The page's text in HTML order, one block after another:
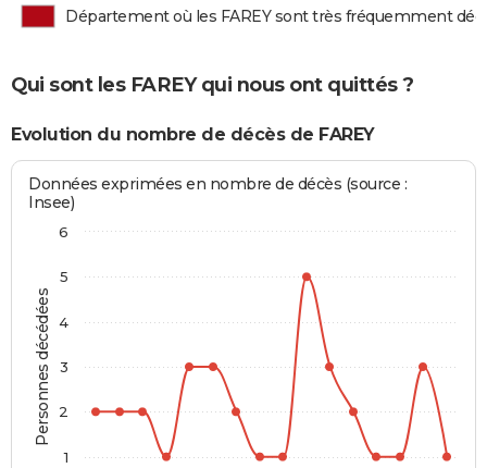
Département où les FAREY sont très fréquemment
Qui sont les FAREY qui nous ont quittés ?
Evolution du nombre de décès de FAREY
Personnes décédées
Données exprimées en nombre de décès (source :
Insee)
1
2
3
4
5
6